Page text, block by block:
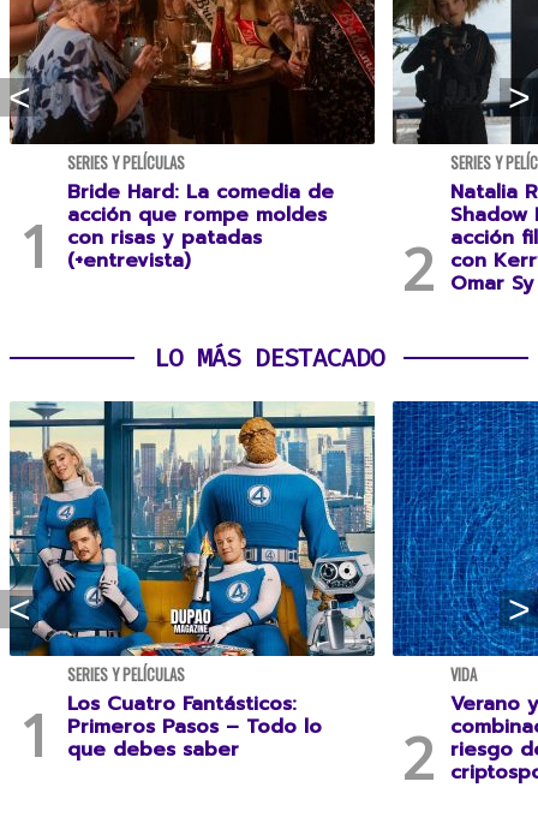
SERIES Y PELÍCULAS
Bride Hard: La comedia de
acción que rompe moldes
con risas y patadas
(+entrevista)
SERIES Y
Natalia
acción
con
Omar
LO MÁS DESTACADO
SERIES Y PELÍCULAS
Los Cuatro Fantásticos:
Primeros Pasos – Todo lo
que debes saber
VIDA
Verano
riesgo